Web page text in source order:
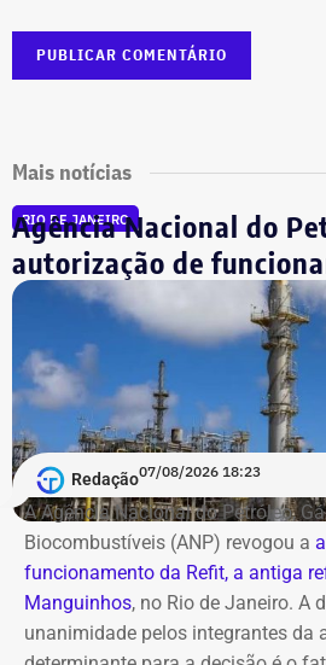
Mais notícias
RIO DE JANEIRO
Agência Nacional do
autorização de
Redação07/08/2026 18:23
A Agência Nacional do Petróleo,
Biocombustíveis (ANP) revogou a
funcionamento da Refit, a antiga
Manguinhos, no Rio de Janeiro. A
unanimidade pelos integrantes da